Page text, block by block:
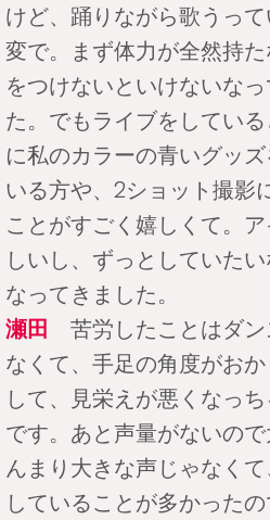
けど、踊りながら歌うっ
変で。まず体力が全然持
をつけないといけないな
た。でもライブをしてい
に私のカラーの青いグッ
いる方や、2ショット撮影
ことがすごく嬉しくて。
しいし、ずっとしていた
なってきました。
瀬田 苦労したことはダ
なくて、手足の角度がお
して、見栄えが悪くなっ
です。あと声量がないの
んまり大きな声じゃなく
していることが多かった